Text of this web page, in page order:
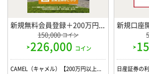
150,000コイン
226,000 コイン
CAMEL（キャメル）【200万円以上の投資】